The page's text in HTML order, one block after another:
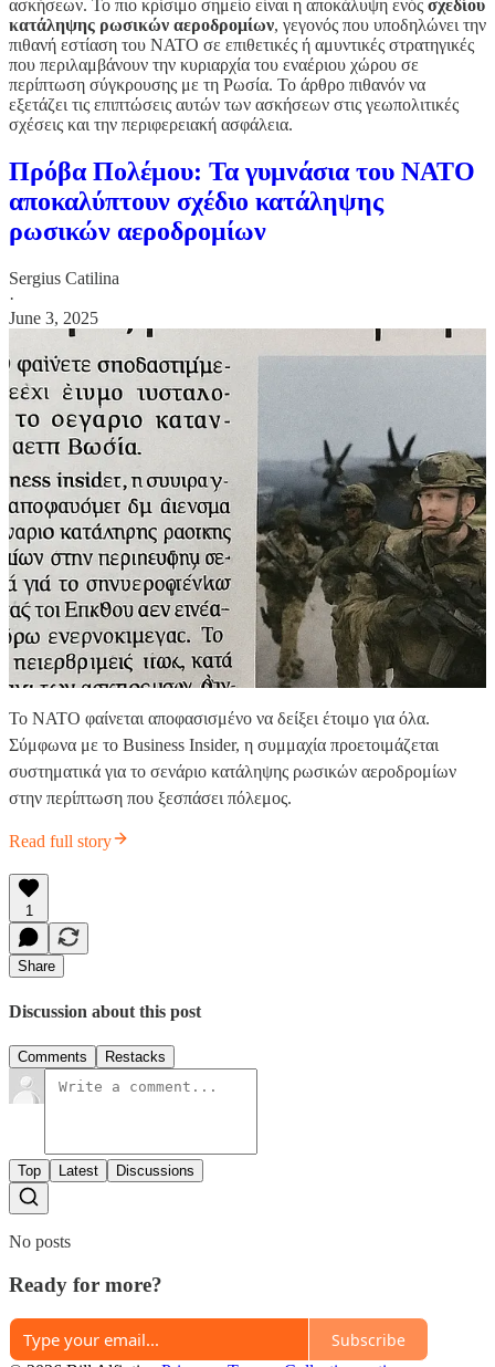
ασκήσεων. Το πιο κρίσιμο σημείο είναι η αποκάλυψη ενός σχεδίου
κατάληψης ρωσικών αεροδρομίων, γεγονός που υποδηλώνει την
πιθανή εστίαση του ΝΑΤΟ σε επιθετικές ή αμυντικές στρατηγικές
που περιλαμβάνουν την κυριαρχία του εναέριου χώρου σε
περίπτωση σύγκρουσης με τη Ρωσία. Το άρθρο πιθανόν να
εξετάζει τις επιπτώσεις αυτών των ασκήσεων στις γεωπολιτικές
σχέσεις και την περιφερειακή ασφάλεια.
Πρόβα Πολέμου: Τα γυμνάσια του ΝΑΤΟ
αποκαλύπτουν σχέδιο κατάληψης
ρωσικών αεροδρομίων
Sergius Catilina
·
June 3, 2025
Το ΝΑΤΟ φαίνεται αποφασισμένο να δείξει έτοιμο για όλα.
Σύμφωνα με το Business Insider, η συμμαχία προετοιμάζεται
συστηματικά για το σενάριο κατάληψης ρωσικών αεροδρομίων
στην περίπτωση που ξεσπάσει πόλεμος.
Read full story
1
Share
Discussion about this post
Comments Restacks
Top Latest Discussions
No posts
Ready for more?
Subscribe